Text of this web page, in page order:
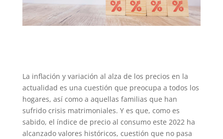
La inflación y variación al alza de los precios en la
actualidad es una cuestión que preocupa a todos los
hogares, así como a aquellas familias que han
sufrido crisis matrimoniales. Y es que, como es
sabido, el índice de precio al consumo este 2022 ha
alcanzado valores históricos, cuestión que no pasa